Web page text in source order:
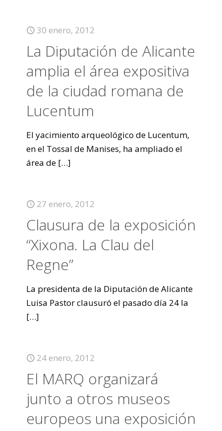
30 enero, 2012
La Diputación de Alicante
amplia el área expositiva
de la ciudad romana de
Lucentum
El yacimiento arqueológico de Lucentum,
en el Tossal de Manises, ha ampliado el
área de […]
27 enero, 2012
Clausura de la exposición
“Xixona. La Clau del
Regne”
La presidenta de la Diputación de Alicante
Luisa Pastor clausuró el pasado día 24 la
[…]
24 enero, 2012
El MARQ organizará
junto a otros museos
europeos una exposición